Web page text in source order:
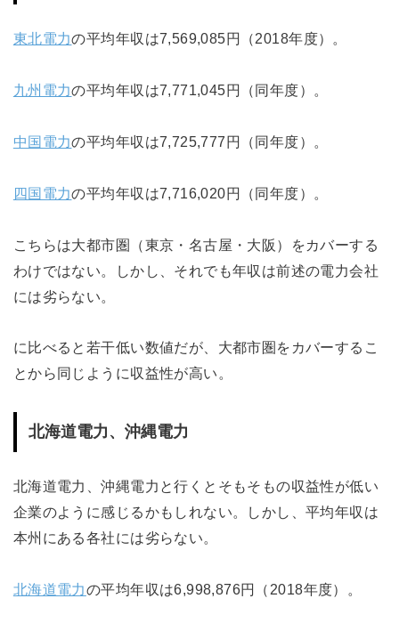
東北電力の平均年収は7,569,085円（2018年度）。
九州電力の平均年収は7,771,045円（同年度）。
中国電力の平均年収は7,725,777円（同年度）。
四国電力の平均年収は7,716,020円（同年度）。
こちらは大都市圏（東京・名古屋・大阪）をカバーする
わけではない。しかし、それでも年収は前述の電力会社
には劣らない。
に比べると若干低い数値だが、大都市圏をカバーするこ
とから同じように収益性が高い。
北海道電力、沖縄電力
北海道電力、沖縄電力と行くとそもそもの収益性が低い
企業のように感じるかもしれない。しかし、平均年収は
本州にある各社には劣らない。
北海道電力の平均年収は6,998,876円（2018年度）。